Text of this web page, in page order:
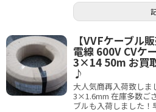
【VVFケーブル
電線 600V CVケ
3×14 50m お買
♪
大人気商再入荷致し
3×1.6mm 在庫多数ご
ブルも入荷しました！